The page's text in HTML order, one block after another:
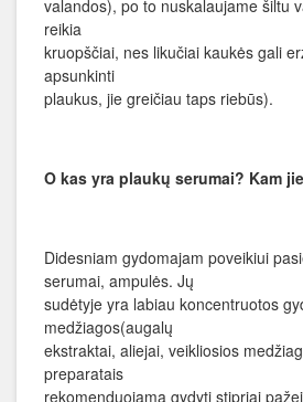
valandos), po to nuskalaujame šiltu
reikia
kruopščiai, nes likučiai kaukės gali
apsunkinti
plaukus, jie greičiau taps riebūs).
O kas yra plaukų serumai? Kam
Didesniam gydomajam poveikiui
serumai, ampulės. Jų
sudėtyje yra labiau koncentruotos
medžiagos(augalų
ekstraktai, aliejai, veikliosios
preparatais
rekomenduojama gydyti stipriai